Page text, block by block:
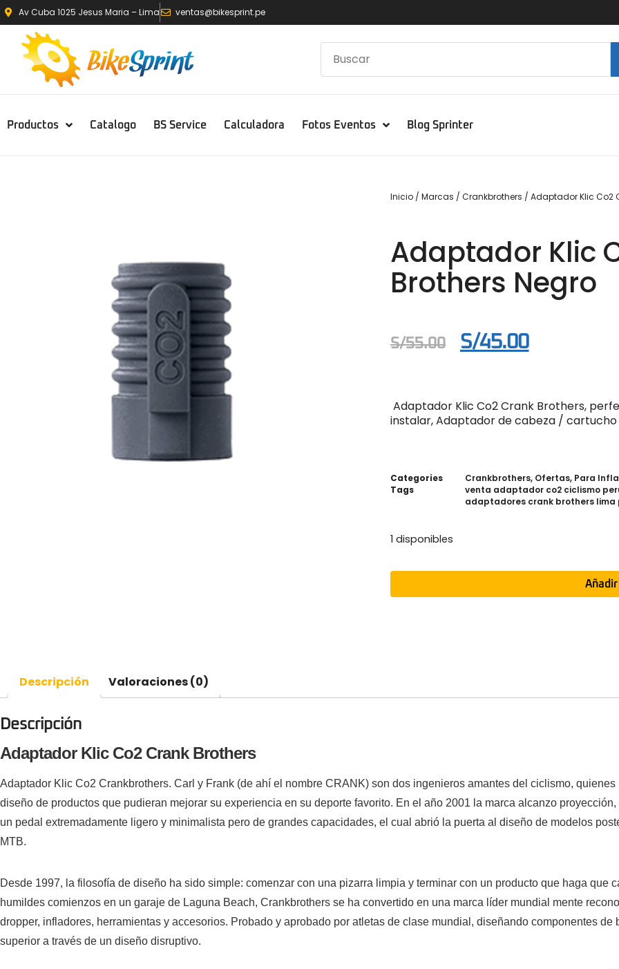
Av Cuba 1025 Jesus Maria – Lima ventas@bikesprint.pe
Productos Catalogo BS Service Calculadora Fotos Eventos Blog Sprinter
Inicio / Marcas / Crankbrothers / Adaptador Klic Co2
Adaptador Klic
Brothers Negro
S/55.00 S/45.00
Adaptador Klic Co2 Crank Brothers,
instalar, Adaptador de cabeza /
Categories Crankbrothers, Ofertas, Para
Tags
venta adaptador co2 ciclismo
adaptadores crank brothers lima
1 disponibles
Descripción Valoraciones (0)
Descripción
Adaptador Klic Co2 Crank Brothers
Adaptador Klic Co2 Crankbrothers. Carl y Frank (de ahí el nombre CRANK) son dos ingenieros amantes del ciclismo,
diseño de productos que pudieran mejorar su experiencia en su deporte favorito. En el año 2001 la marca alcanzo
un pedal extremadamente ligero y minimalista pero de grandes capacidades, el cual abrió la puerta al diseño de modelos
MTB.
Desde 1997, la filosofía de diseño ha sido simple: comenzar con una pizarra limpia y terminar con un producto que haga que
humildes comienzos en un garaje de Laguna Beach, Crankbrothers se ha convertido en una marca líder mundial mente
dropper, infladores, herramientas y accesorios. Probado y aprobado por atletas de clase mundial, diseñando componentes
superior a través de un diseño disruptivo.